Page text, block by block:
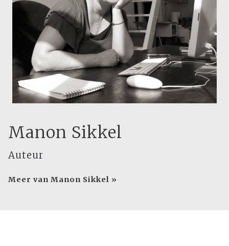
Manon Sikkel
Auteur
Meer van Manon Sikkel »